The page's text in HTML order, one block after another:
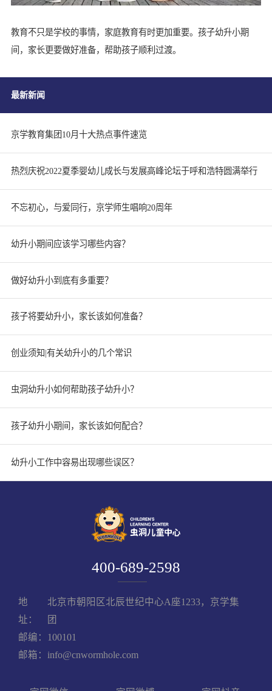
教育不只是学校的事情，家庭教育有时更加重要。孩子幼升小期
间，家长更要做好准备，帮助孩子顺利过渡。
最新新闻
京学教育集团10月十大热点事件速览
热烈庆祝2022夏季婴幼儿成长与发展高峰论坛于呼和浩特圆满举行
不忘初心，与爱同行，京学师生唱响20周年
幼升小期间应该学习哪些内容？
做好幼升小到底有多重要？
孩子将要幼升小，家长该如何准备？
创业须知|有关幼升小的几个常识
虫洞幼升小如何帮助孩子幼升小？
孩子幼升小期间，家长该如何配合？
幼升小工作中容易出现哪些误区？
400-689-2598
地
址：
北京市朝阳区北辰世纪中心A座1233，京学集
团
邮编：100101
邮箱：info@cnwormhole.com